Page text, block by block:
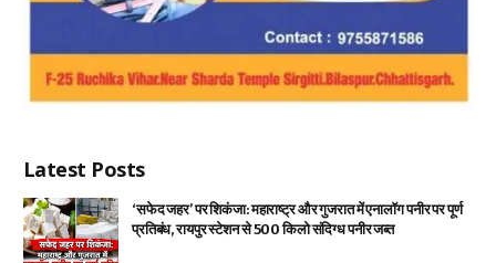
Latest Posts
‘सफेद जहर’ पर शिकंजा: महाराष्ट्र और गुजरात में एनालॉग पनीर पर पूर्ण
प्रतिबंध, रायपुर स्टेशन से 500 किलो संदिग्ध पनीर जब्त